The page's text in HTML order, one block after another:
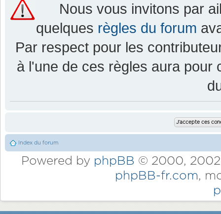
Nous vous invitons par
quelques règles du forum
Par respect pour les
à l'une de ces règles aura pour
Index du forum
Powered by phpBB © 2000,
phpBB-fr.com,